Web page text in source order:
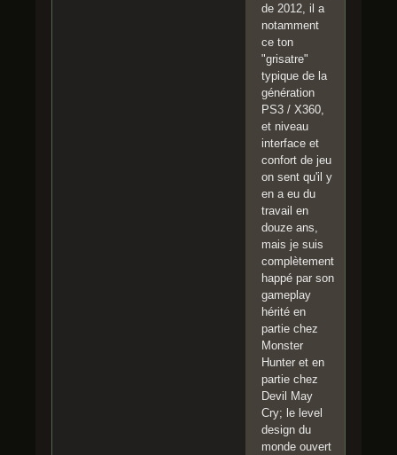
de 2012, il a
notamment
ce ton
"grisatre"
typique de la
génération
PS3 / X360,
et niveau
interface et
confort de jeu
on sent qu'il y
en a eu du
travail en
douze ans,
mais je suis
complètement
happé par son
gameplay
hérité en
partie chez
Monster
Hunter et en
partie chez
Devil May
Cry; le level
design du
monde ouvert